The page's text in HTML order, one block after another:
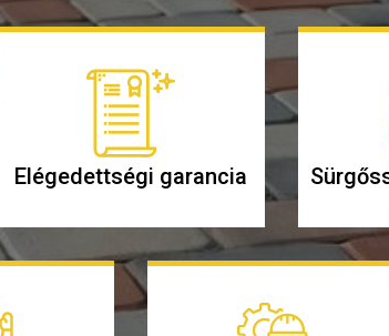
Elégedettségi garancia